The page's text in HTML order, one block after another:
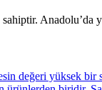
Anadolu’da